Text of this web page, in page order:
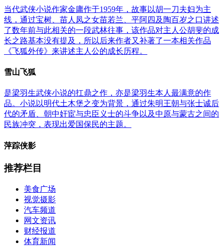
当代武侠小说作家金庸作于1959年，故事以胡一刀夫妇为主
线，通过宝树、苗人凤之女苗若兰、平阿四及陶百岁之口讲述
了数年前与此相关的一段武林往事，该作品对主人公胡斐的成
长之路基本没有提及，所以后来作者又补著了一本相关作品
《飞狐外传》来讲述主人公的成长历程。
雪山飞狐
是梁羽生武侠小说的扛鼎之作，亦是梁羽生本人最满意的作
品。小说以明代土木堡之变为背景，通过朱明王朝与张士诚后
代的矛盾、朝中奸宦与忠臣义士的斗争以及中原与蒙古之间的
民族冲突，表现出爱国保民的主题。
萍踪侠影
推荐栏目
美食广场
视觉摄影
汽车频道
网文资讯
财经报道
体育新闻